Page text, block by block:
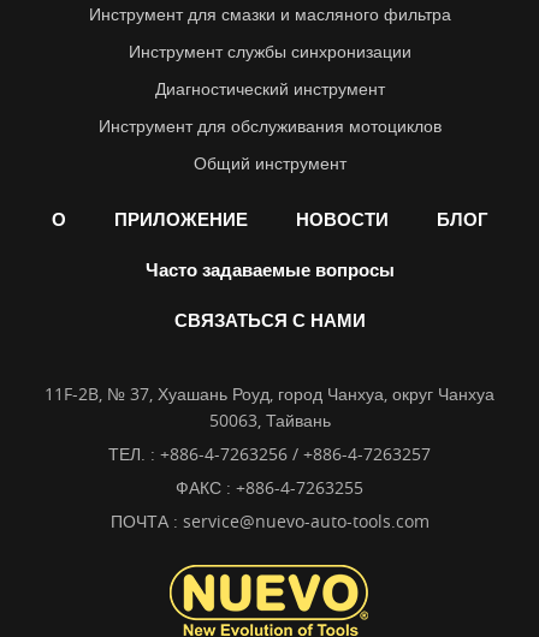
Инструмент для смазки и масляного фильтра
Инструмент службы синхронизации
Диагностический инструмент
Инструмент для обслуживания мотоциклов
Общий инструмент
О ПРИЛОЖЕНИЕ НОВОСТИ БЛОГ
Часто задаваемые вопросы
СВЯЗАТЬСЯ С НАМИ
11F-2B, № 37, Хуашань Роуд, город Чанхуа, округ Чанхуа
50063, Тайвань
ТЕЛ. : +886-4-7263256 / +886-4-7263257
ФАКС : +886-4-7263255
ПОЧТА : service@nuevo-auto-tools.com